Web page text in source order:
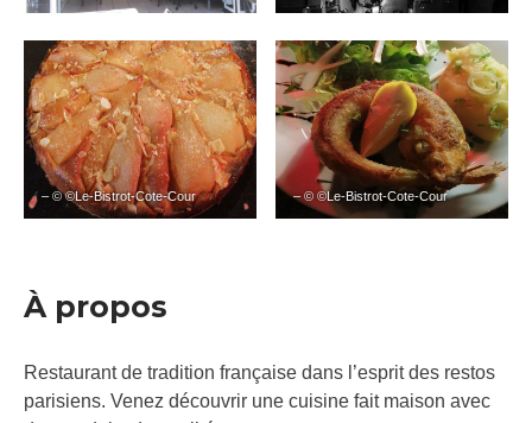
– © ©Le-Bistrot-Cote-Cour – © ©Le-Bistrot-Cote-Cour
À propos
Restaurant de tradition française dans l’esprit des restos
parisiens. Venez découvrir une cuisine fait maison avec